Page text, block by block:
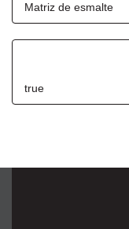
Matriz de esmalte
true